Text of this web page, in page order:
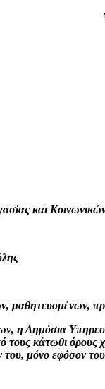
και
μαθητευομένων,
η Δημόσια
κάτωθι όρους
μόνο εφόσον